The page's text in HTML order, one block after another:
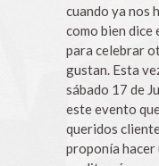
cuando ya nos
como bien dice
para celebrar
gustan. Esta
sábado 17 de
este evento
queridos
proponía hacer